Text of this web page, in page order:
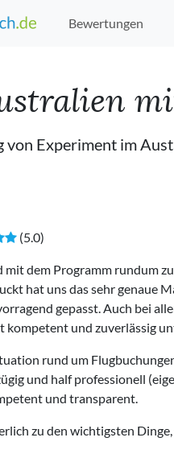
Bewertungen
von Experiment im
(5.0)
mit dem Programm rundum
hat uns das sehr genaue
gepasst. Auch bei
kompetent und zuverlässig
rund um
und half professionell
und transparent.
zu den wichtigsten